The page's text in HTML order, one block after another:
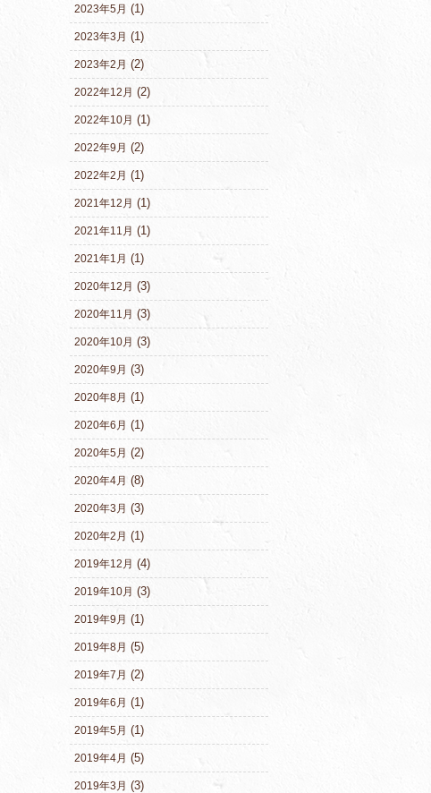
2023年5月 (1)
2023年3月 (1)
2023年2月 (2)
2022年12月 (2)
2022年10月 (1)
2022年9月 (2)
2022年2月 (1)
2021年12月 (1)
2021年11月 (1)
2021年1月 (1)
2020年12月 (3)
2020年11月 (3)
2020年10月 (3)
2020年9月 (3)
2020年8月 (1)
2020年6月 (1)
2020年5月 (2)
2020年4月 (8)
2020年3月 (3)
2020年2月 (1)
2019年12月 (4)
2019年10月 (3)
2019年9月 (1)
2019年8月 (5)
2019年7月 (2)
2019年6月 (1)
2019年5月 (1)
2019年4月 (5)
2019年3月 (3)